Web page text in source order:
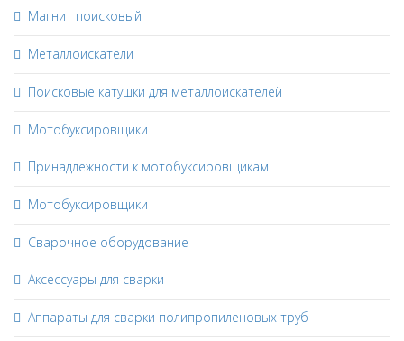
Магнит поисковый
Металлоискатели
Поисковые катушки для металлоискателей
Мотобуксировщики
Принадлежности к мотобуксировщикам
Мотобуксировщики
Сварочное оборудование
Аксессуары для сварки
Аппараты для сварки полипропиленовых труб